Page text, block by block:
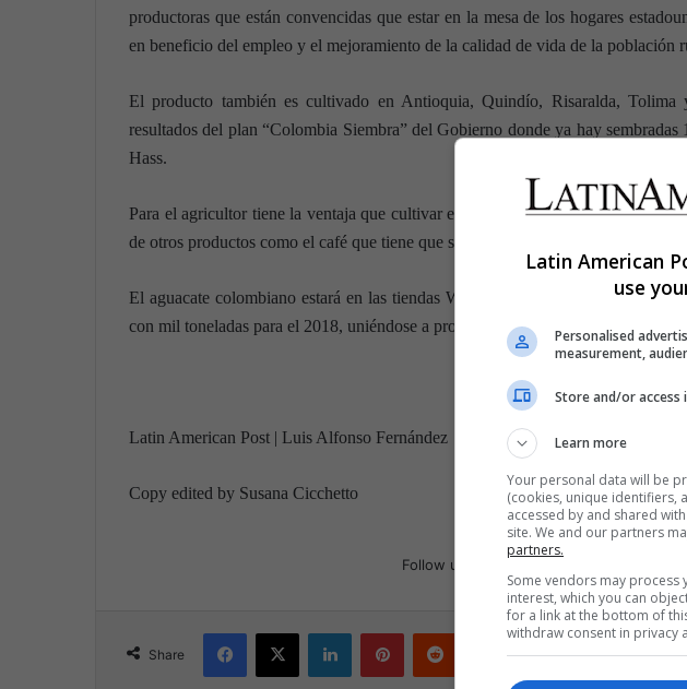
productoras que están convencidas que estar en la mesa de los hogares
en beneficio del empleo y el mejoramiento de la calidad de vida de la población
El producto también es cultivado en Antioquia, Quindío, Risaralda,
resultados del plan “Colombia Siembra” del Gobierno donde ya hay sembradas
Hass.
Para el agricultor tiene la ventaja que cultivar el árbol de aguacate tiene una
de otros productos como el café que tiene que ser renovado cada siete.
El aguacate colombiano estará en las tiendas Walmart, primero en California y
con mil toneladas para el 2018, uniéndose a productos como el banano y el café.
Latin American Post | Luis Alfonso Fernández
Copy edited by Susana Cicchetto
Follow us
Share
Compartir por correo electrónico Print
Latin American
use
Personalised
measurement,
Store and/or
Learn more
Your personal data will be
(cookies, unique identifiers,
accessed by and shared
site. We and our partners
partners.
Some vendors may
interest, which you can
for a link at the bottom of
withdraw consent in privacy